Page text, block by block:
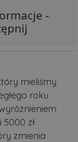
-
mieliśmy
roku
zł
zmienia